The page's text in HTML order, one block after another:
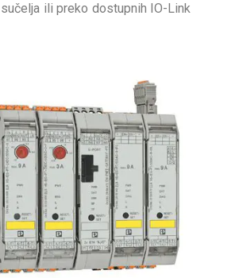
ili preko dostupnih IO-Link